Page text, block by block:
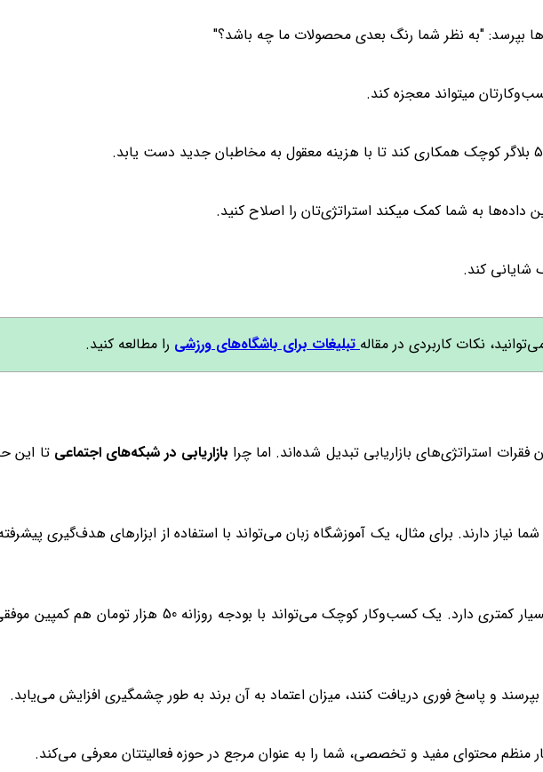
به شما کمک میکند استراتژی‌تان را اصلاح کنید.
شایانی کند.
نکات کاربردی در مقالهتبلیغات برای باشگاه‌های ورزشی را مطالعه کنید.
بازاریابی در شبکه‌های اجتماعی تا این
دارند. برای مثال، یک آموزشگاه زبان می‌تواند با استفاده از ابزارهای هدف‌گیری
هزینه بسیار کمتری دارد. یک کسب‌وکار کوچک می‌تواند با بودجه روزانه 50 هزار تومان هم
و پاسخ فوری دریافت کنند، میزان اعتماد به آن برند به طور چشمگیری افزایش می‌یابد.
محتوای مفید و تخصصی، شما را به عنوان مرجع در حوزه فعالیتتان معرفی می‌کند.